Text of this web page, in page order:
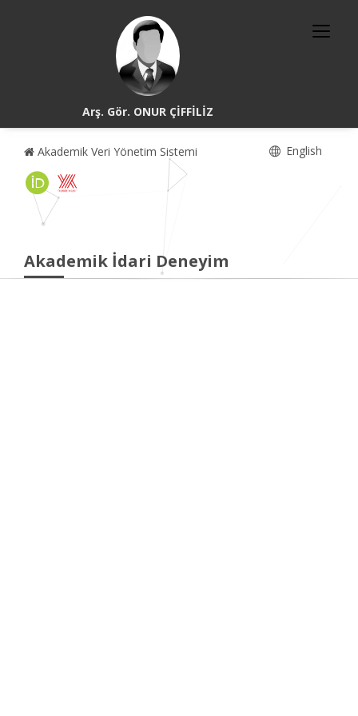
Arş. Gör. ONUR ÇİFFİLİZ
Akademik Veri Yönetim Sistemi English
Akademik İdari Deneyim